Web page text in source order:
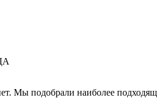
Мы подобрали наиболее